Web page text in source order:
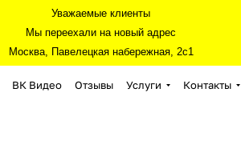
Уважаемые клиенты
Мы переехали на новый адрес
Москва, Павелецкая набережная, 2с1
ВК Видео Отзывы Услуги Контакты